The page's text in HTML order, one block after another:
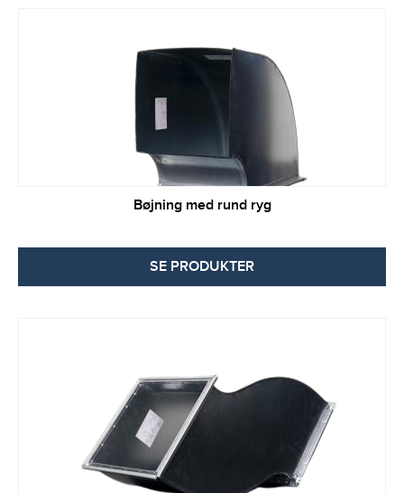
Bøjning med rund ryg
SE PRODUKTER